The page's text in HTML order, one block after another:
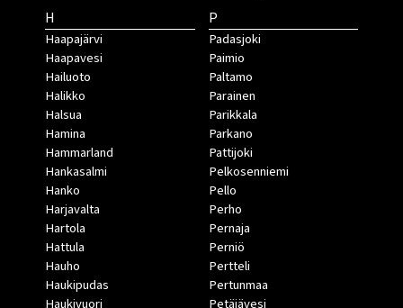
H
Haapajärvi
Haapavesi
Hailuoto
Halikko
Halsua
Hamina
Hammarland
Hankasalmi
Hanko
Harjavalta
Hartola
Hattula
Hauho
Haukipudas
P
Padasjoki
Paimio
Paltamo
Parainen
Parikkala
Parkano
Pattijoki
Pelkosenniemi
Pello
Perho
Pernaja
Perniö
Pertteli
Pertunmaa